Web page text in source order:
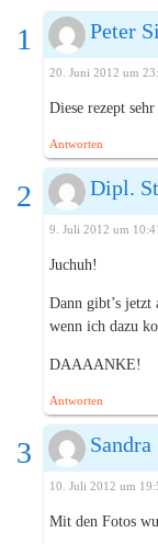
Peter
20. Juni 2012 um
Diese rezept
Antworten
Dipl.
9. Juli 2012 um
Juchuh!
Dann gibt’s jetzt
wenn ich dazu
DAAAANKE!
Antworten
Sandra
10. Juli 2012 um
Mit den Fotos